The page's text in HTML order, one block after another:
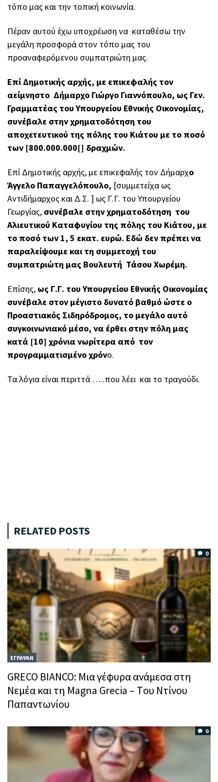
τόπο μας και την τοπική κοινωνία.
Πέραν αυτού έχω υποχρέωση να καταθέσω την
μεγάλη προσφορά στον τόπο μας του
προαναφερόμενου συμπατριώτη μας.
Επί Δημοτικής αρχής, με επικεφαλής τον
αείμνηστο Δήμαρχο Γιώργο Γιαννόπουλο, ως Γεν.
Γραμματέας του Υπουργείου Εθνικής Οικονομίας,
συνέβαλε στην χρηματοδότηση του
αποχετευτικού της πόλης του Κιάτου με το ποσό
των [800.000.000[] δραχμών.
Επί Δημοτικής αρχής, με επικεφαλής τον Δήμαρχο
Άγγελο Παπαγγελόπουλο, [συμμετείχα ως
Αντιδήμαρχος και Δ.Σ. ] ως Γ.Γ. του Υπουργείου
Γεωργίας, συνέβαλε στην χρηματοδότηση του
Αλιευτικού Καταφυγίου της πόλης του Κιάτου, με
το ποσό των 1, 5 εκατ. ευρώ. Εδώ δεν πρέπει να
παραλείψουμε και τη συμμετοχή του
συμπατριώτη μας Βουλευτή Τάσου Χωρέμη.
Επίσης, ως Γ.Γ. του Υπουργείου Εθνικής Οικονομίας
συνέβαλε στον μέγιστο δυνατό βαθμό ώστε ο
Προαστιακός Σιδηρόδρομος, το μεγάλο αυτό
συγκοινωνιακό μέσο, να έρθει στην πόλη μας
κατά [10] χρόνια νωρίτερα από τον
προγραμματισμένο χρόνο.
Τα λόγια είναι περιττά …..που λέει και το τραγούδι.
RELATED POSTS
0
ΕΓΡΑΨΑΝ
GRECO BIANCO: Μια γέφυρα ανάμεσα στη
Νεμέα και τη Magna Grecia – Tου Ντίνου
Παπαντωνίου
0